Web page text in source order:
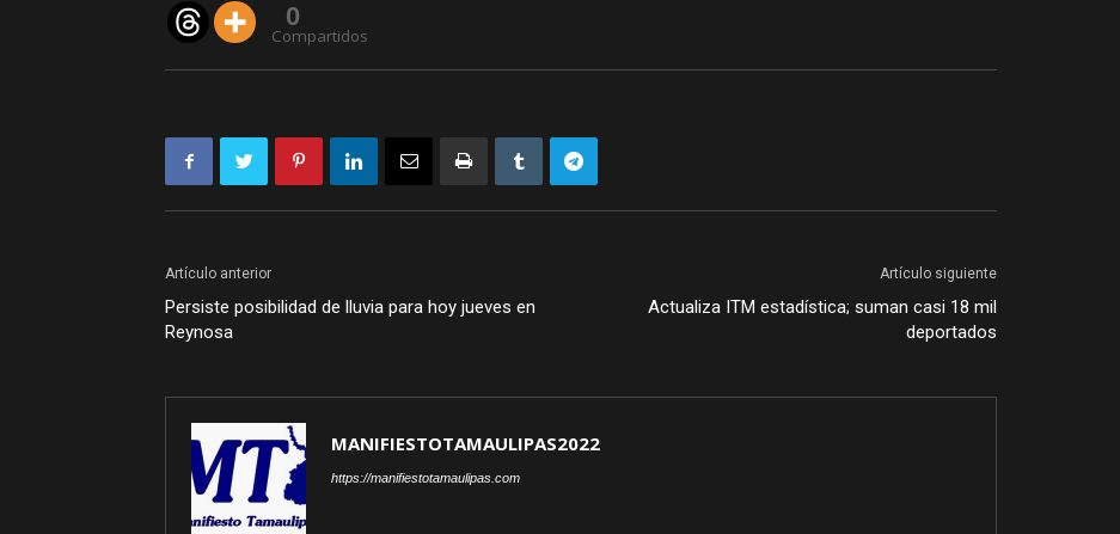
0
Compartidos
Artículo anterior
Persiste posibilidad de lluvia para hoy jueves en
Reynosa
Artículo siguiente
Actualiza ITM estadística; suman casi 18 mil
deportados
MANIFIESTOTAMAULIPAS2022
https://manifiestotamaulipas.com